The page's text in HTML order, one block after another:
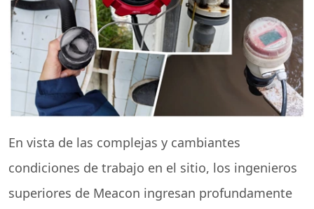
En vista de las complejas y cambiantes
condiciones de trabajo en el sitio, los ingenieros
superiores de Meacon ingresan profundamente